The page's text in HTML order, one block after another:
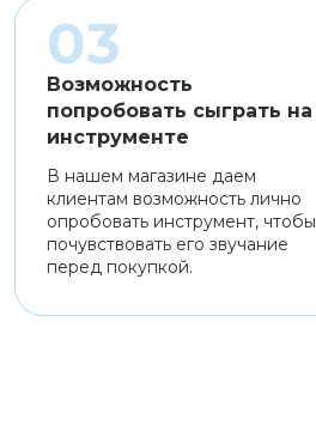
Возможность
попробовать сыграть на
инструменте
В нашем магазине даем
клиентам возможность лично
опробовать инструмент, чтобы
почувствовать его звучание
перед покупкой.